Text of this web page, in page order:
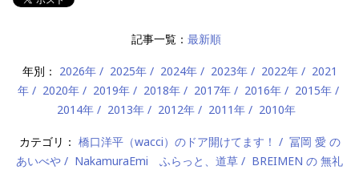
記事一覧： 最新順
年別： 2026年 2025年 2024年 2023年 2022年
2021
年
2020年 2019年 2018年 2017年 2016年
2015年
2014年
2013年 2012年 2011年 2010年
カテゴリ： 橋口洋平（wacci）のドア開けてます！
冨岡 愛 の
あいべや
NakamuraEmi ふらっと、道草
BREIMEN の 無礼